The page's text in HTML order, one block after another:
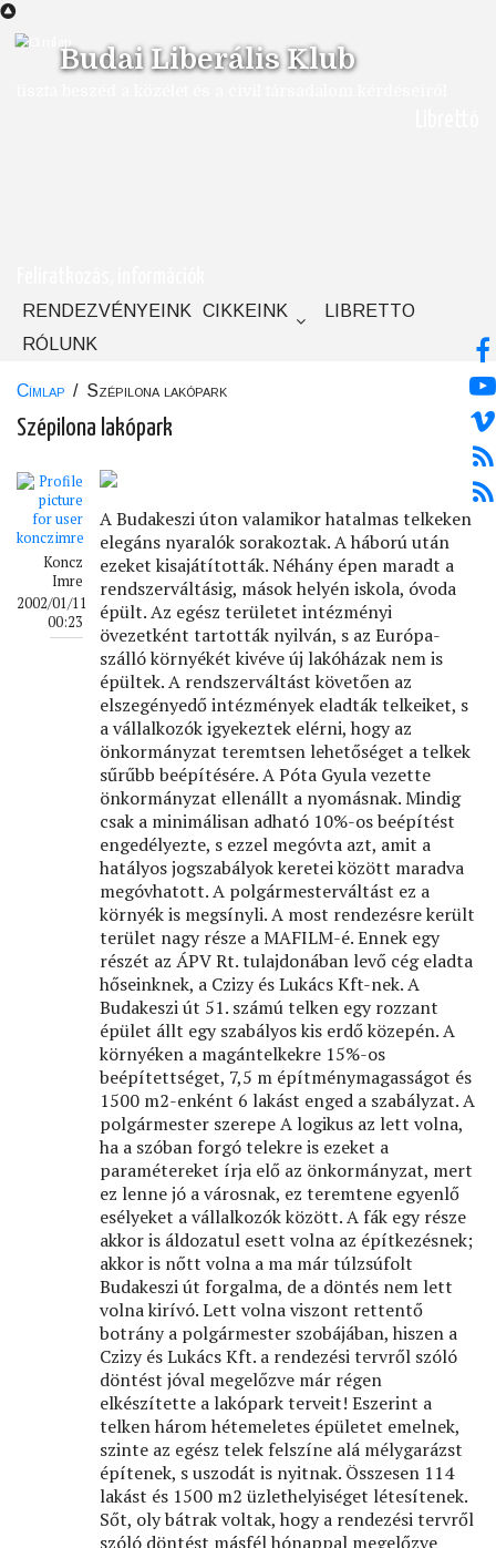
Ugrás
tartalomraBudai Liberális Klub
RENDEZVÉNYEINK CIKKEINK
LIBRETTO
RÓLUNK
Címlap / Szépilona lakópark
Szépilona lakópark
Koncz
Imre
2002/01/11
00:23
A Budakeszi úton valamikor hatalmas telkeken
elegáns nyaralók sorakoztak. A háború után
ezeket kisajátították. Néhány épen maradt a
rendszerváltásig, mások helyén iskola, óvoda
épült. Az egész területet intézményi
övezetként tartották nyilván, s az Európa-
szálló környékét kivéve új lakóházak nem is
épültek. A rendszerváltást követően az
elszegényedő intézmények eladták telkeiket, s
a vállalkozók igyekeztek elérni, hogy az
önkormányzat teremtsen lehetőséget a telkek
sűrűbb beépítésére. A Póta Gyula vezette
önkormányzat ellenállt a nyomásnak. Mindig
csak a minimálisan adható 10%-os beépítést
engedélyezte, s ezzel megóvta azt, amit a
hatályos jogszabályok keretei között maradva
megóvhatott. A polgármesterváltást ez a
környék is megsínyli. A most rendezésre került
terület nagy része a MAFILM-é. Ennek egy
részét az ÁPV Rt. tulajdonában levő cég eladta
hőseinknek, a Czizy és Lukács Kft-nek. A
Budakeszi út 51. számú telken egy rozzant
épület állt egy szabályos kis erdő közepén. A
környéken a magántelkekre 15%-os
beépítettséget, 7,5 m építménymagasságot és
1500 m2-enként 6 lakást enged a szabályzat. A
polgármester szerepe A logikus az lett volna,
ha a szóban forgó telekre is ezeket a
paramétereket írja elő az önkormányzat, mert
ez lenne jó a városnak, ez teremtene egyenlő
esélyeket a vállalkozók között. A fák egy része
akkor is áldozatul esett volna az építkezésnek;
akkor is nőtt volna a ma már túlzsúfolt
Budakeszi út forgalma, de a döntés nem lett
volna kirívó. Lett volna viszont rettentő
botrány a polgármester szobájában, hiszen a
Czizy és Lukács Kft. a rendezési tervről szóló
döntést jóval megelőzve már régen
elkészítette a lakópark terveit! Eszerint a
telken három hétemeletes épületet emelnek,
szinte az egész telek felszíne alá mélygarázst
építenek, s uszodát is nyitnak. Összesen 114
lakást és 1500 m2 üzlethelyiséget létesítenek.
Sőt, oly bátrak voltak, hogy a rendezési tervről
szóló döntést másfél hónappal megelőzve